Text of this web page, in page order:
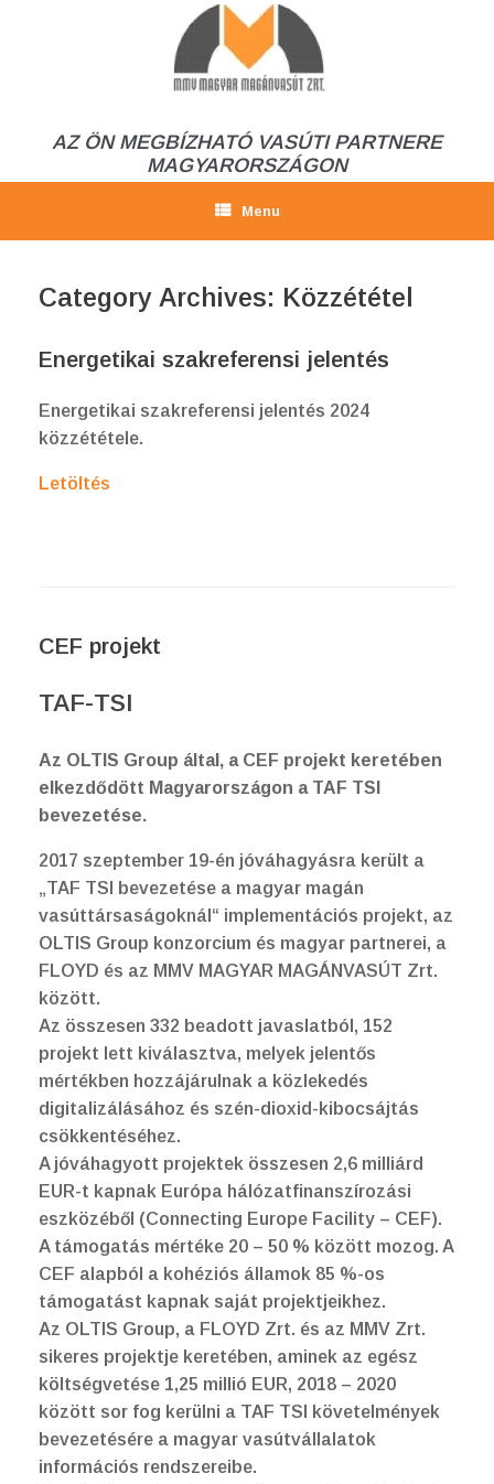
AZ ÖN MEGBÍZHATÓ VASÚTI PARTNERE
MAGYARORSZÁGON
Menu
Category Archives: Közzététel
Energetikai szakreferensi jelentés
Energetikai szakreferensi jelentés 2024
közzététele.
Letöltés
CEF projekt
TAF-TSI
Az OLTIS Group által, a CEF projekt keretében
elkezdődött Magyarországon a TAF TSI
bevezetése.
2017 szeptember 19-én jóváhagyásra került a
„TAF TSI bevezetése a magyar magán
vasúttársaságoknál“ implementációs projekt, az
OLTIS Group konzorcium és magyar partnerei, a
FLOYD és az MMV MAGYAR MAGÁNVASÚT Zrt.
között.
Az összesen 332 beadott javaslatból, 152
projekt lett kiválasztva, melyek jelentős
mértékben hozzájárulnak a közlekedés
digitalizálásához és szén-dioxid-kibocsájtás
csökkentéséhez.
A jóváhagyott projektek összesen 2,6 milliárd
EUR-t kapnak Európa hálózatfinanszírozási
eszközéből (Connecting Europe Facility – CEF).
A támogatás mértéke 20 – 50 % között mozog. A
CEF alapból a kohéziós államok 85 %-os
támogatást kapnak saját projektjeikhez.
Az OLTIS Group, a FLOYD Zrt. és az MMV Zrt.
sikeres projektje keretében, aminek az egész
költségvetése 1,25 millió EUR, 2018 – 2020
között sor fog kerülni a TAF TSI követelmények
bevezetésére a magyar vasútvállalatok
információs rendszereibe.